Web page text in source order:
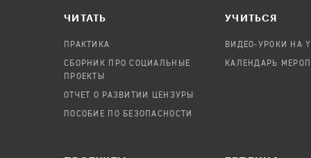
ЧИТАТЬ
ПРАКТИКА
СБОРНИК ПРО СОЦИАЛЬНЫЕ
ПРОЕКТЫ
ОТЧЕТ О РАЗВИТИИ ЦЕНЗУРЫ
ПОСОБИЕ ПО БЕЗОПАСНОСТИ
УЧИТЬСЯ
ВИДЕО-УРОКИ НА
КАЛЕНДАРЬ